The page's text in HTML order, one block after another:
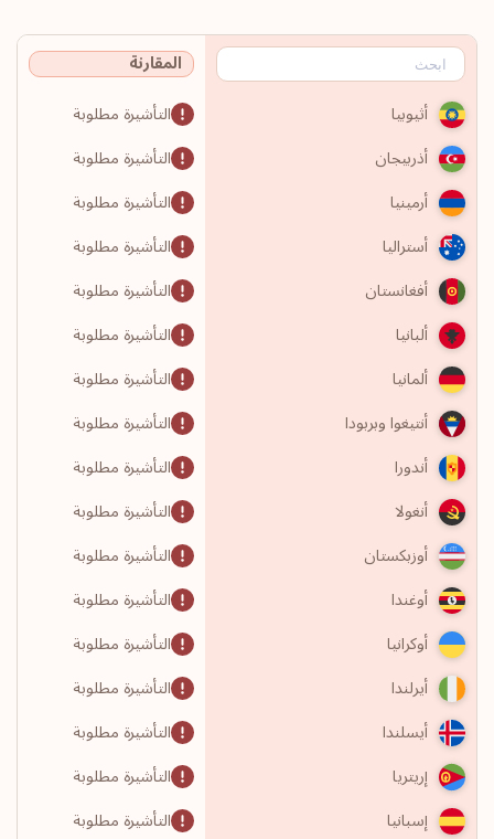
المقارنة
أثيوبيا
التأشيرة مطلوبة
أذربيجان
التأشيرة مطلوبة
أرمينيا
التأشيرة مطلوبة
أستراليا
التأشيرة مطلوبة
أفغانستان
التأشيرة مطلوبة
ألبانيا
التأشيرة مطلوبة
ألمانيا
التأشيرة مطلوبة
أنتيغوا وبربودا
التأشيرة مطلوبة
أندورا
التأشيرة مطلوبة
أنغولا
التأشيرة مطلوبة
أوزبكستان
التأشيرة مطلوبة
أوغندا
التأشيرة مطلوبة
أوكرانيا
التأشيرة مطلوبة
أيرلندا
التأشيرة مطلوبة
أيسلندا
التأشيرة مطلوبة
إريتريا
التأشيرة مطلوبة
إسبانيا
التأشيرة مطلوبة